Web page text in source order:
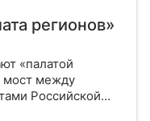
регионов»
«палатой
мост между
Российской
Дума выражает